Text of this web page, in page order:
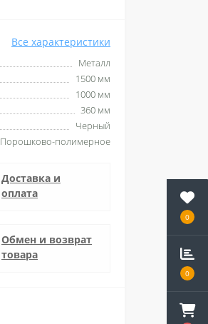
0
0
Все характеристики
Металл
1500 мм
1000 мм
360 мм
Черный
Порошково-полимерное
Доставка и
оплата
Обмен и возврат
товара